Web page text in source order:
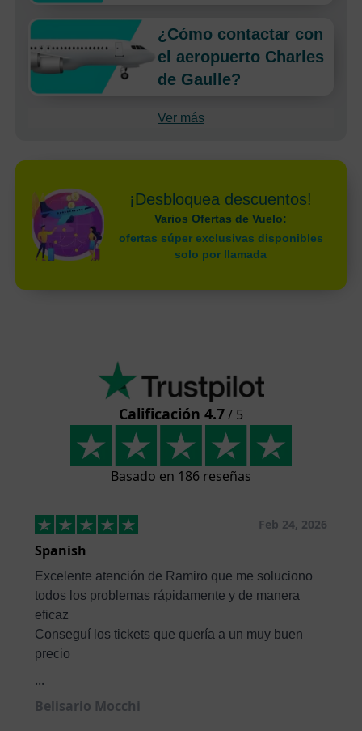
¿Cómo contactar con
el aeropuerto Charles
de Gaulle?
Ver más
¡Desbloquea descuentos!
Varios Ofertas de Vuelo:
ofertas súper exclusivas disponibles
solo por llamada
Calificación 4.7/ 5
Basado en 186 reseñas
Feb 24, 2026
Spanish
Excelente atención de Ramiro que me soluciono
todos los problemas rápidamente y de manera
eficaz
Conseguí los tickets que quería a un muy buen
precio
...
Belisario Mocchi